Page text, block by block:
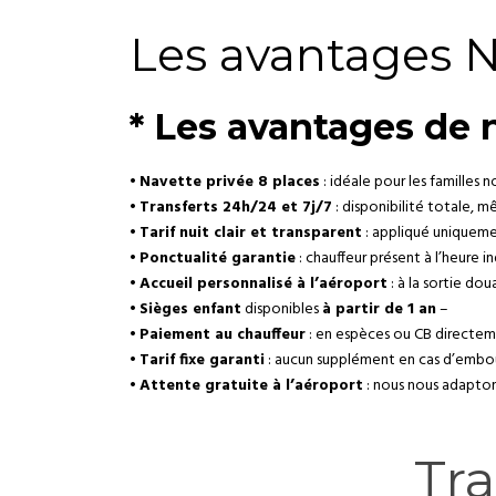
Les avantages
* Les avantages de
• Navette privée 8 places : idéale pour les familles
• Transferts 24h/24 et 7j/7 : disponibilité totale,
• Tarif nuit clair et transparent : appliqué
• Ponctualité garantie: chauffeur présent à l’heure
•Accueil personnalisé à l’aéroport : à la sortie
• Sièges enfantdisponiblesà partir de 1 an–
• Paiement au chauffeur: en espèces ou CB
• Tarif fixe garanti: aucun supplément en cas
•Attente gratuite à l’aéroport : nous nous